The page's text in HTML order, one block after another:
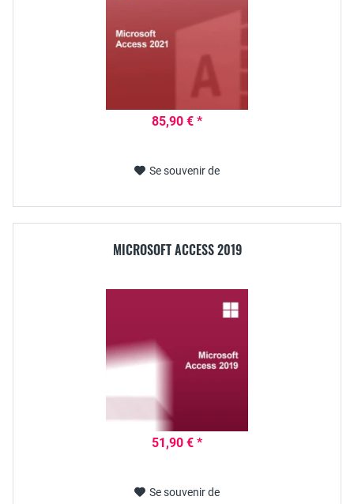
85,90 € *
Se souvenir de
MICROSOFT ACCESS 2019
51,90 € *
Se souvenir de